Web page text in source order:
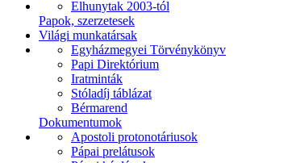
Elhunytak 2003-tól
Papok, szerzetesek
Világi munkatársak
Egyházmegyei Törvénykönyv
Papi Direktórium
Iratminták
Stóladíj táblázat
Bérmarend
Dokumentumok
Apostoli protonotáriusok
Pápai prelátusok